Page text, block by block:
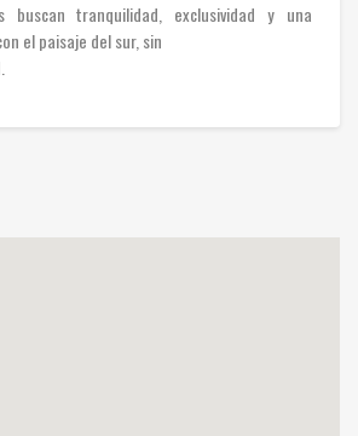
buscan tranquilidad, exclusividad y una
el paisaje del sur, sin